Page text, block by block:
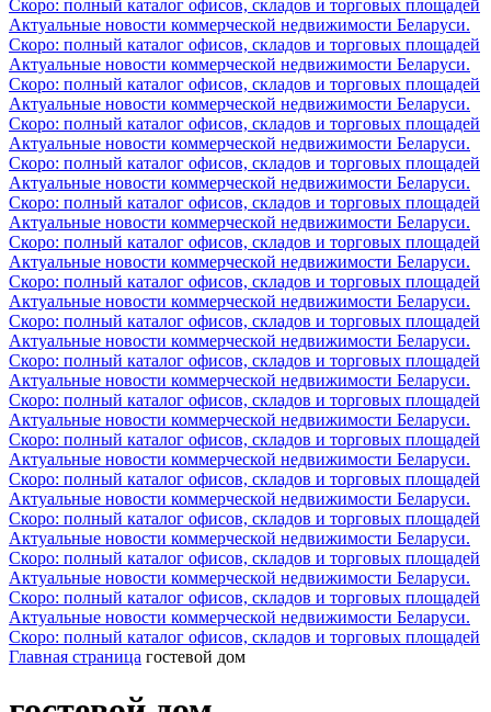
Скоро: полный каталог офисов, складов и торговых площадей
Актуальные новости коммерческой недвижимости Беларуси.
Скоро: полный каталог офисов, складов и торговых площадей
Актуальные новости коммерческой недвижимости Беларуси.
Скоро: полный каталог офисов, складов и торговых площадей
Актуальные новости коммерческой недвижимости Беларуси.
Скоро: полный каталог офисов, складов и торговых площадей
Актуальные новости коммерческой недвижимости Беларуси.
Скоро: полный каталог офисов, складов и торговых площадей
Актуальные новости коммерческой недвижимости Беларуси.
Скоро: полный каталог офисов, складов и торговых площадей
Актуальные новости коммерческой недвижимости Беларуси.
Скоро: полный каталог офисов, складов и торговых площадей
Актуальные новости коммерческой недвижимости Беларуси.
Скоро: полный каталог офисов, складов и торговых площадей
Актуальные новости коммерческой недвижимости Беларуси.
Скоро: полный каталог офисов, складов и торговых площадей
Актуальные новости коммерческой недвижимости Беларуси.
Скоро: полный каталог офисов, складов и торговых площадей
Актуальные новости коммерческой недвижимости Беларуси.
Скоро: полный каталог офисов, складов и торговых площадей
Актуальные новости коммерческой недвижимости Беларуси.
Скоро: полный каталог офисов, складов и торговых площадей
Актуальные новости коммерческой недвижимости Беларуси.
Скоро: полный каталог офисов, складов и торговых площадей
Актуальные новости коммерческой недвижимости Беларуси.
Скоро: полный каталог офисов, складов и торговых площадей
Актуальные новости коммерческой недвижимости Беларуси.
Скоро: полный каталог офисов, складов и торговых площадей
Актуальные новости коммерческой недвижимости Беларуси.
Скоро: полный каталог офисов, складов и торговых площадей
Актуальные новости коммерческой недвижимости Беларуси.
Скоро: полный каталог офисов, складов и торговых площадей
Главная страница гостевой дом